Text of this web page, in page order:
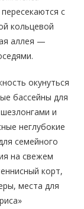
с
кольцевой
аллея —
окунуться
бассейны для
и
неглубокие
семейного
на свежем
корт,
места для